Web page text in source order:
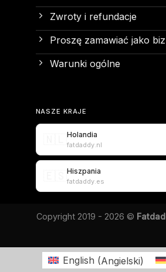
Zwroty i refundacje
Proszę zamawiać jako
Warunki ogólne
NASZE KRAJE
Holandia
fatdaddy.nl
Hiszpania
fatdaddy.es
Copyright 2019 - 2026 ©
English (Angielski)